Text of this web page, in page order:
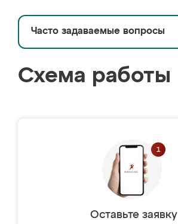
Часто задаваемые вопросы
Схема работы
Оставьте заявку